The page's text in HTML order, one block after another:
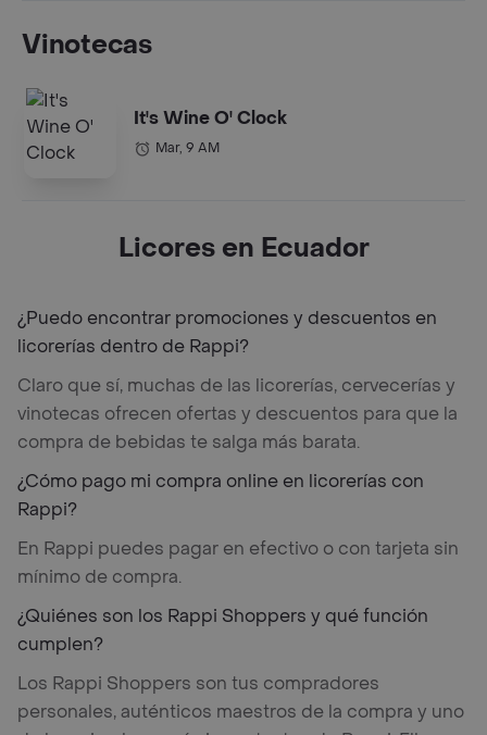
Vinotecas
It's Wine O' Clock
Mar, 9 AM
Licores en Ecuador
¿Puedo encontrar promociones y descuentos en
licorerías dentro de Rappi?
Claro que sí, muchas de las licorerías, cervecerías y
vinotecas ofrecen ofertas y descuentos para que la
compra de bebidas te salga más barata.
¿Cómo pago mi compra online en licorerías con
Rappi?
En Rappi puedes pagar en efectivo o con tarjeta sin
mínimo de compra.
¿Quiénes son los Rappi Shoppers y qué función
cumplen?
Los Rappi Shoppers son tus compradores
personales, auténticos maestros de la compra y uno